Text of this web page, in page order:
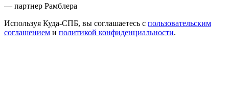
— партнер Рамблера
Используя Куда-СПБ, вы соглашаетесь с пользовательским
соглашением и политикой конфиденциальности.